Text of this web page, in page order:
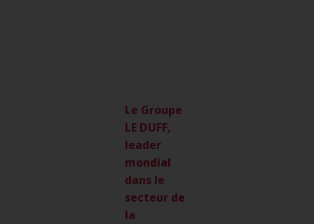
Le Groupe
LE DUFF,
leader
mondial
dans le
secteur de
la